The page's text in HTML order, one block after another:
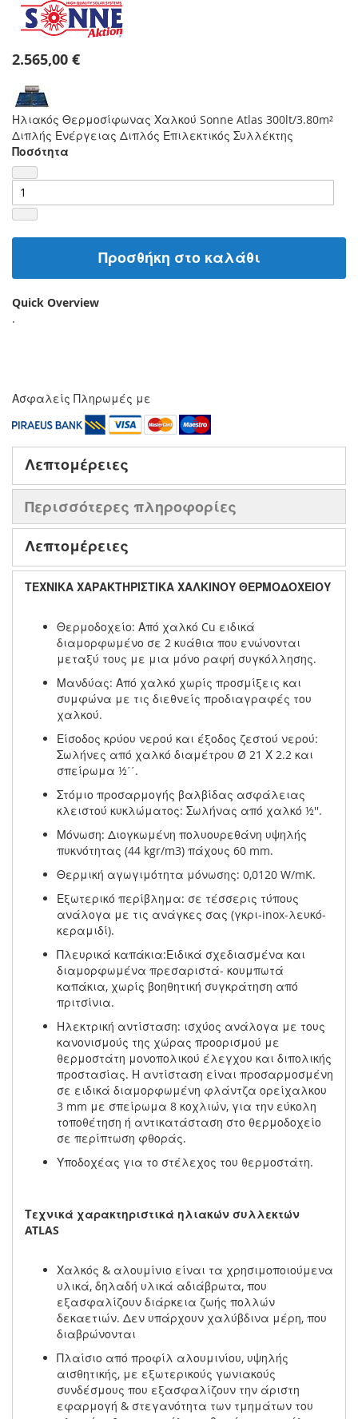
2.565,00 €
Ηλιακός Θερμοσίφωνας Χαλκού Sonne Atlas 300lt/3.80m²
Διπλής Ενέργειας Διπλός Επιλεκτικός Συλλέκτης
Ποσότητα
Προσθήκη στο καλάθι
Quick Overview
.
Ασφαλείς Πληρωμές με
Λεπτομέρειες
Περισσότερες πληροφορίες
Λεπτομέρειες
ΤΕΧΝΙΚΑ ΧΑΡΑΚΤΗΡΙΣΤΙΚΑ ΧΑΛΚΙΝΟΥ ΘΕΡΜΟΔΟΧΕΙΟΥ
Θερμοδοχείο: Από χαλκό Cu ειδικά
διαμορφωμένο σε 2 κυάθια που ενώνονται
μεταξύ τους με μια μόνο ραφή συγκόλλησης.
Μανδύας: Από χαλκό χωρίς προσμίξεις και
συμφώνα με τις διεθνείς προδιαγραφές του
χαλκού.
Είσοδος κρύου νερού και έξοδος ζεστού νερού:
Σωλήνες από χαλκό διαμέτρου Ø 21 Χ 2.2 και
σπείρωμα ½΄΄.
Στόμιο προσαρμογής βαλβίδας ασφάλειας
κλειστού κυκλώματος: Σωλήνας από χαλκό ½''.
Μόνωση: Διογκωμένη πολυουρεθάνη υψηλής
πυκνότητας (44 kgr/m3) πάχους 60 mm.
Θερμική αγωγιμότητα μόνωσης: 0,0120 W/mK.
Εξωτερικό περίβλημα: σε τέσσερις τύπους
ανάλογα με τις ανάγκες σας (γκρι-inox-λευκό-
κεραμιδί).
Πλευρικά καπάκια:Ειδικά σχεδιασμένα και
διαμορφωμένα πρεσαριστά- κουμπωτά
καπάκια, χωρίς βοηθητική συγκράτηση από
πριτσίνια.
Ηλεκτρική αντίσταση: ισχύος ανάλογα με τους
κανονισμούς της χώρας προορισμού με
θερμοστάτη μονοπολικού έλεγχου και διπολικής
προστασίας. Η αντίσταση είναι προσαρμοσμένη
σε ειδικά διαμορφωμένη φλάντζα ορείχαλκου
3 mm με σπείρωμα 8 κοχλιών, για την εύκολη
τοποθέτηση ή αντικατάσταση στο θερμοδοχείο
σε περίπτωση φθοράς.
Υποδοχέας για το στέλεχος του θερμοστάτη.
Τεχνικά χαρακτηριστικά ηλιακών συλλεκτών
ATLAS
Χαλκός & αλουμίνιο είναι τα χρησιμοποιούμενα
υλικά, δηλαδή υλικά αδιάβρωτα, που
εξασφαλίζουν διάρκεια ζωής πολλών
δεκαετιών. Δεν υπάρχουν χαλύβδινα μέρη, που
διαβρώνονται
Πλαίσιο από προφίλ αλουμινίου, υψηλής
αισθητικής, με εξωτερικούς γωνιακούς
συνδέσμους που εξασφαλίζουν την άριστη
εφαρμογή & στεγανότητα των τμημάτων του